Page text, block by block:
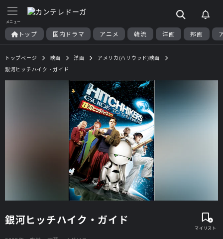
トップ 国内ドラマ アニメ 韓流 洋画 邦画
トップページ 映画 洋画
アメリカ(ハリウッド)映画
銀河ヒッチハイク・ガイド
銀河ヒッチハイク・ガイド